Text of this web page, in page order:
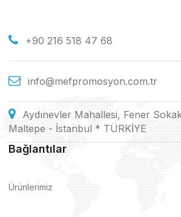
+90 216 518 47 68
info@mefpromosyon.com.tr
Aydınevler Mahallesi, Fener
Maltepe - İstanbul * TÜRKİYE
Bağlantılar
Ürünlerimiz